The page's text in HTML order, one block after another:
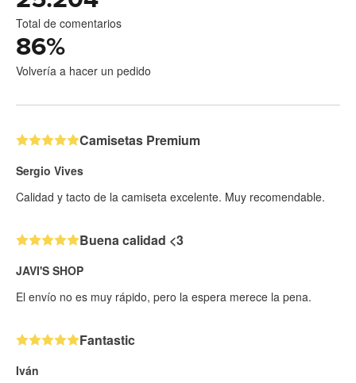
Total de comentarios
86%
Volvería a hacer un pedido
Camisetas Premium
Sergio Vives
Calidad y tacto de la camiseta excelente. Muy recomendable.
Buena calidad <3
JAVI'S SHOP
El envío no es muy rápido, pero la espera merece la pena.
Fantastic
Iván